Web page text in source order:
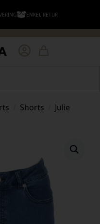
ENKEL RETUR
Shorts
Julie